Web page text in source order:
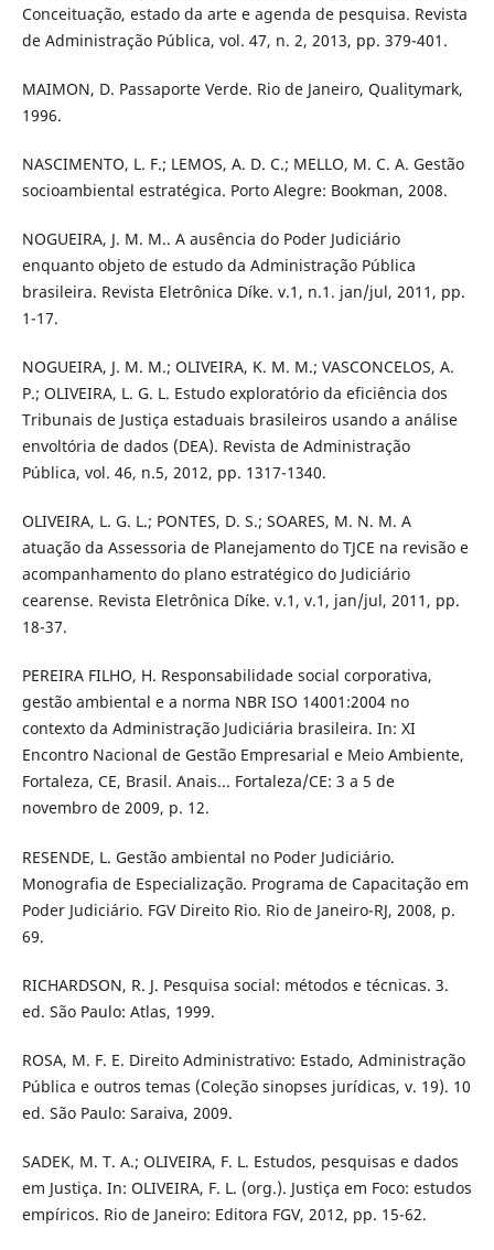
Conceituação, estado da arte e agenda de pesquisa. Revista
de Administração Pública, vol. 47, n. 2, 2013, pp. 379-401.
MAIMON, D. Passaporte Verde. Rio de Janeiro, Qualitymark,
1996.
NASCIMENTO, L. F.; LEMOS, A. D. C.; MELLO, M. C. A. Gestão
socioambiental estratégica. Porto Alegre: Bookman, 2008.
NOGUEIRA, J. M. M.. A ausência do Poder Judiciário
enquanto objeto de estudo da Administração Pública
brasileira. Revista Eletrônica Díke. v.1, n.1. jan/jul, 2011, pp.
1-17.
NOGUEIRA, J. M. M.; OLIVEIRA, K. M. M.; VASCONCELOS, A.
P.; OLIVEIRA, L. G. L. Estudo exploratório da eficiência dos
Tribunais de Justiça estaduais brasileiros usando a análise
envoltória de dados (DEA). Revista de Administração
Pública, vol. 46, n.5, 2012, pp. 1317-1340.
OLIVEIRA, L. G. L.; PONTES, D. S.; SOARES, M. N. M. A
atuação da Assessoria de Planejamento do TJCE na revisão e
acompanhamento do plano estratégico do Judiciário
cearense. Revista Eletrônica Díke. v.1, v.1, jan/jul, 2011, pp.
18-37.
PEREIRA FILHO, H. Responsabilidade social corporativa,
gestão ambiental e a norma NBR ISO 14001:2004 no
contexto da Administração Judiciária brasileira. In: XI
Encontro Nacional de Gestão Empresarial e Meio Ambiente,
Fortaleza, CE, Brasil. Anais... Fortaleza/CE: 3 a 5 de
novembro de 2009, p. 12.
RESENDE, L. Gestão ambiental no Poder Judiciário.
Monografia de Especialização. Programa de Capacitação em
Poder Judiciário. FGV Direito Rio. Rio de Janeiro-RJ, 2008, p.
69.
RICHARDSON, R. J. Pesquisa social: métodos e técnicas. 3.
ed. São Paulo: Atlas, 1999.
ROSA, M. F. E. Direito Administrativo: Estado, Administração
Pública e outros temas (Coleção sinopses jurídicas, v. 19). 10
ed. São Paulo: Saraiva, 2009.
SADEK, M. T. A.; OLIVEIRA, F. L. Estudos, pesquisas e dados
em Justiça. In: OLIVEIRA, F. L. (org.). Justiça em Foco: estudos
empíricos. Rio de Janeiro: Editora FGV, 2012, pp. 15-62.